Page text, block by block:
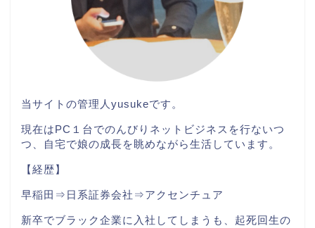
当サイトの管理人 yusukeです。
現在はPC１台でのんびりネットビジネスを行ないつ
つ、自宅で娘の成長を眺めながら生活しています。
【経歴】
早稲田⇒日系証券会社⇒アクセンチュア
新卒でブラック企業に入社してしまうも、起死回生の